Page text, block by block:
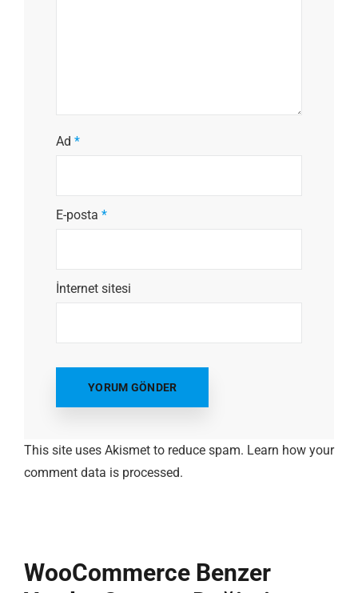
Ad *
E-posta *
İnternet sitesi
This site uses Akismet to reduce spam. Learn how your
comment data is processed.
WooCommerce Benzer